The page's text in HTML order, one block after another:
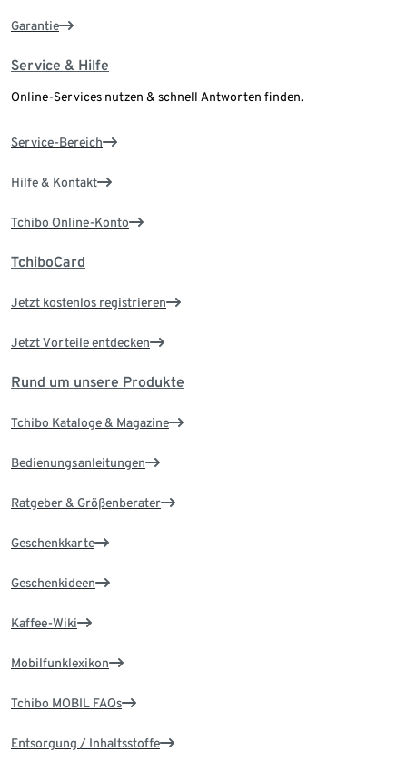
Garantie
Service & Hilfe
Online-Services nutzen & schnell Antworten finden.
Service-Bereich
Hilfe & Kontakt
Tchibo Online-Konto
TchiboCard
Jetzt kostenlos registrieren
Jetzt Vorteile entdecken
Rund um unsere Produkte
Tchibo Kataloge & Magazine
Bedienungsanleitungen
Ratgeber & Größenberater
Geschenkkarte
Geschenkideen
Kaffee-Wiki
Mobilfunklexikon
Tchibo MOBIL FAQs
Entsorgung / Inhaltsstoffe